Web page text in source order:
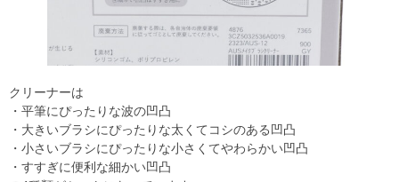
クリーナーは
・平筆にぴったりな波の凹凸
・大きいブラシにぴったりな太くてコシのある凹凸
・小さいブラシにぴったりな小さくてやわらかい凹凸
・すすぎに便利な細かい凹凸